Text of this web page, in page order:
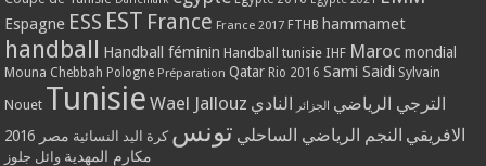
Espagne ESS EST France France 2017 FTHB hammamet
handball Handball féminin Handball tunisie IHF Maroc mondial
Mouna Chebbah Pologne Préparation Qatar Rio 2016 Sami Saidi Sylvain
Nouet Tunisie Wael Jallouz الترجي الرياضي الجزائر النادي
الافريقي النجم الرياضي الساحلي تونس كرة اليد النسائية مصر 2016
مكارم المهدية وائل جلوز